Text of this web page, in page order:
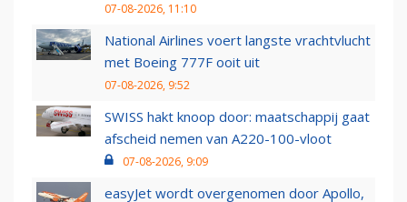
07-08-2026, 11:10
National Airlines voert langste vrachtvlucht
met Boeing 777F ooit uit
07-08-2026, 9:52
SWISS hakt knoop door: maatschappij gaat
afscheid nemen van A220-100-vloot
07-08-2026, 9:09
easyJet wordt overgenomen door Apollo,